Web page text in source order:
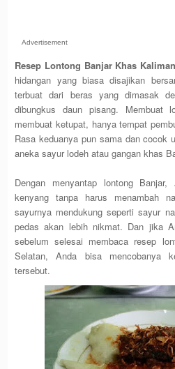
Advertisement
Resep Lontong Banjar Khas
hidangan yang biasa disajikan
terbuat dari beras yang dimasak
dibungkus daun pisang. Membuat
membuat ketupat, hanya tempat
Rasa keduanya pun sama dan cocok
aneka sayur lodeh atau gangan khas
Dengan menyantap lontong
kenyang tanpa harus menambah
sayurnya mendukung seperti sayur
pedas akan lebih nikmat. Dan jika
sebelum selesai membaca resep
Selatan, Anda bisa mencobanya
tersebut.